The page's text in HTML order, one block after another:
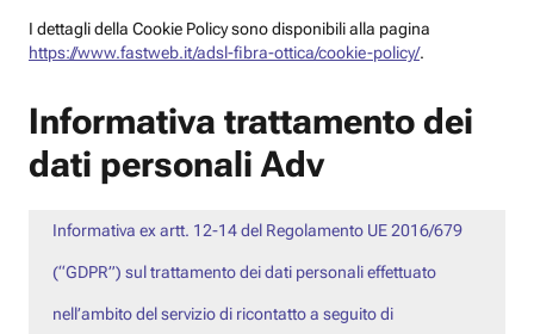
I dettagli della Cookie Policy sono disponibili alla pagina
https://www.fastweb.it/adsl-fibra-ottica/cookie-policy/.
Informativa trattamento dei
dati personali Adv
Informativa ex artt. 12-14 del Regolamento UE 2016/679
(“GDPR”) sul trattamento dei dati personali effettuato
nell’ambito del servizio di ricontatto a seguito di